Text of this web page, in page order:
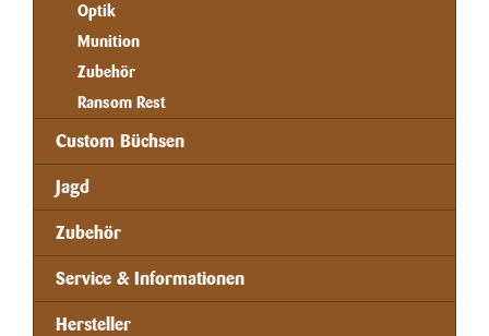
Optik
Munition
Zubehör
Ransom Rest
Custom Büchsen
Jagd
Zubehör
Service & Informationen
Hersteller